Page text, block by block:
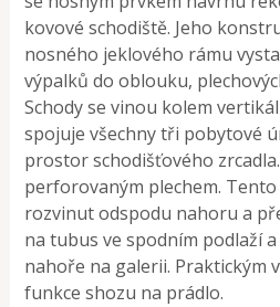
kovové schodiště. Jeho
nosného jeklového rámu
výpalků do oblouku,
Schody se vinou kolem
spojuje všechny tři pobytové
prostor schodišťového
perforovaným plechem.
rozvinut odspodu nahoru a
na tubus ve spodním podlaží
nahoře na galerii. Praktickým
funkce shozu na prádlo.